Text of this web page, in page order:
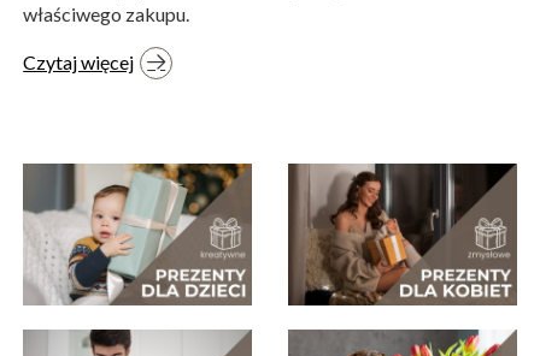
właściwego zakupu.
Czytaj więcej